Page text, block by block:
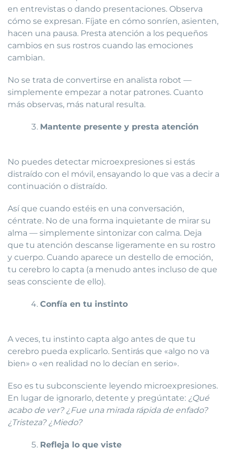
en entrevistas o dando presentaciones. Observa
cómo se expresan. Fíjate en cómo sonríen, asienten,
hacen una pausa. Presta atención a los pequeños
cambios en sus rostros cuando las emociones
cambian.
No se trata de convertirse en analista robot —
simplemente empezar a notar patrones. Cuanto
más observas, más natural resulta.
Mantente presente y presta atención
No puedes detectar microexpresiones si estás
distraído con el móvil, ensayando lo que vas a decir a
continuación o distraído.
Así que cuando estéis en una conversación,
céntrate. No de una forma inquietante de mirar su
alma — simplemente sintonizar con calma. Deja
que tu atención descanse ligeramente en su rostro
y cuerpo. Cuando aparece un destello de emoción,
tu cerebro lo capta (a menudo antes incluso de que
seas consciente de ello).
Confía en tu instinto
A veces, tu instinto capta algo antes de que tu
cerebro pueda explicarlo. Sentirás que «algo no va
bien» o «en realidad no lo decían en serio».
Eso es tu subconsciente leyendo microexpresiones.
En lugar de ignorarlo, detente y pregúntate: ¿Qué
acabo de ver? ¿Fue una mirada rápida de enfado?
¿Tristeza? ¿Miedo?
Refleja lo que viste